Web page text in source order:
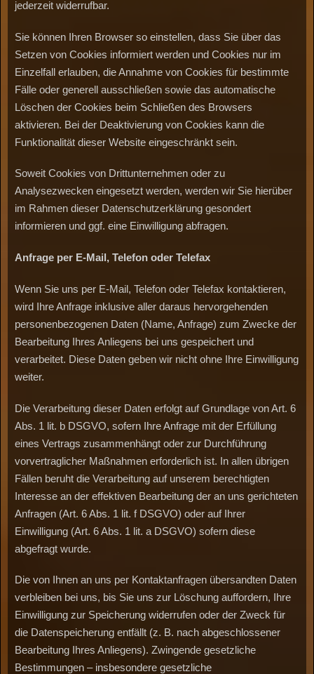
jederzeit widerrufbar.
Sie können Ihren Browser so einstellen, dass Sie über das
Setzen von Cookies informiert werden und Cookies nur im
Einzelfall erlauben, die Annahme von Cookies für bestimmte
Fälle oder generell ausschließen sowie das automatische
Löschen der Cookies beim Schließen des Browsers
aktivieren. Bei der Deaktivierung von Cookies kann die
Funktionalität dieser Website eingeschränkt sein.
Soweit Cookies von Drittunternehmen oder zu
Analysezwecken eingesetzt werden, werden wir Sie hierüber
im Rahmen dieser Datenschutzerklärung gesondert
informieren und ggf. eine Einwilligung abfragen.
Anfrage per E-Mail, Telefon oder Telefax
Wenn Sie uns per E-Mail, Telefon oder Telefax kontaktieren,
wird Ihre Anfrage inklusive aller daraus hervorgehenden
personenbezogenen Daten (Name, Anfrage) zum Zwecke der
Bearbeitung Ihres Anliegens bei uns gespeichert und
verarbeitet. Diese Daten geben wir nicht ohne Ihre Einwilligung
weiter.
Die Verarbeitung dieser Daten erfolgt auf Grundlage von Art. 6
Abs. 1 lit. b DSGVO, sofern Ihre Anfrage mit der Erfüllung
eines Vertrags zusammenhängt oder zur Durchführung
vorvertraglicher Maßnahmen erforderlich ist. In allen übrigen
Fällen beruht die Verarbeitung auf unserem berechtigten
Interesse an der effektiven Bearbeitung der an uns gerichteten
Anfragen (Art. 6 Abs. 1 lit. f DSGVO) oder auf Ihrer
Einwilligung (Art. 6 Abs. 1 lit. a DSGVO) sofern diese
abgefragt wurde.
Die von Ihnen an uns per Kontaktanfragen übersandten Daten
verbleiben bei uns, bis Sie uns zur Löschung auffordern, Ihre
Einwilligung zur Speicherung widerrufen oder der Zweck für
die Datenspeicherung entfällt (z. B. nach abgeschlossener
Bearbeitung Ihres Anliegens). Zwingende gesetzliche
Bestimmungen – insbesondere gesetzliche